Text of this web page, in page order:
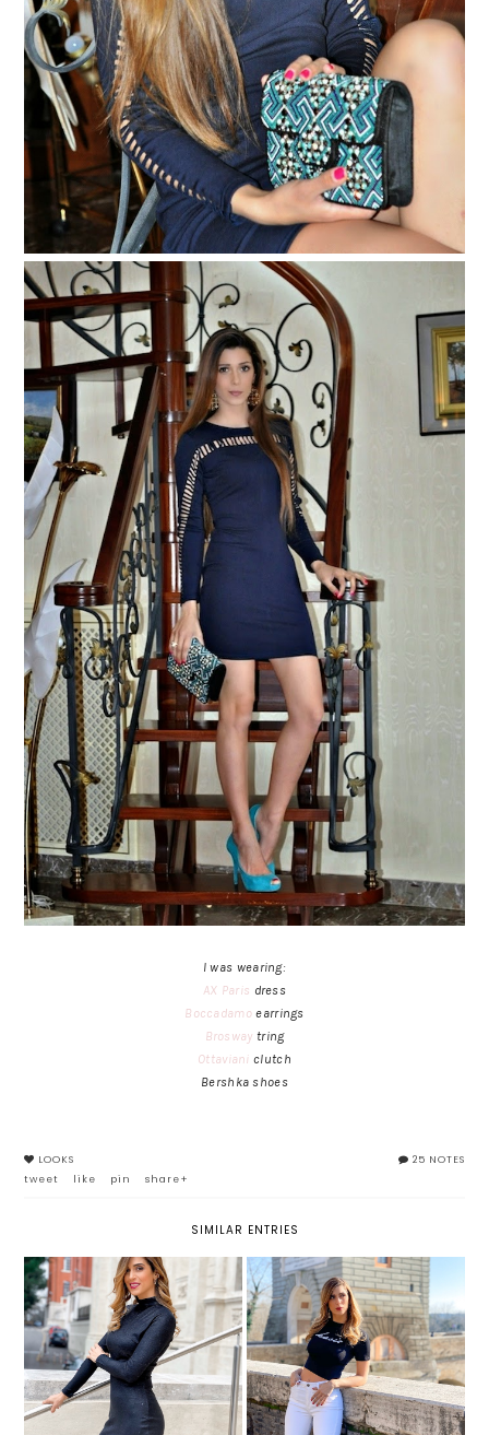
I was wearing:
AX Paris dress
Boccadamo earrings
Brosway tring
Ottaviani clutch
Bershka shoes
25 NOTES
LOOKS
tweet
like pin share+
SIMILAR ENTRIES
BLACK IS BLACK: IL RITORNO
DEL NERO
TRE TREND DA INDOSSARE
QUESTA STAGIONE